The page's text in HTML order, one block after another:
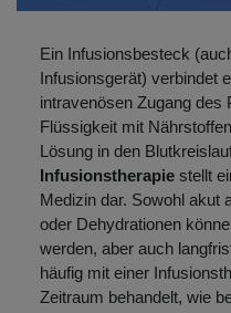
Ein Infusionsbesteck
Infusionsgerät) verbindet
intravenösen Zugang des
Flüssigkeit mit
Lösung in den
Infusionstherapie stellt
Medizin dar. Sowohl akut
oder Dehydrationen
werden, aber auch
häufig mit einer
Zeitraum behandelt, wie